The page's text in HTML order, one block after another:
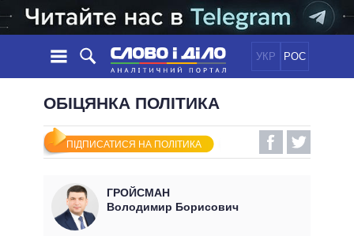
УКР РОС
НОВИНИ
СТРІЧКА
ПОДІЇ
ДУМКИ
ОГЛЯДИ
ПОЛІТИКА
ЕКОНОМІКА
СВІТ
ОБIЦЯНКИ
УСІ ПОЛІТИКИ
ПРЕЗИДЕНТ І ОФІС
ІНФОГРАФІКА
ОБІЦЯНКА ПОЛІТИКА
ПІДПИСАТИСЯ НА ПОЛІТИКА
ГРОЙСМАН
Володимир Борисович